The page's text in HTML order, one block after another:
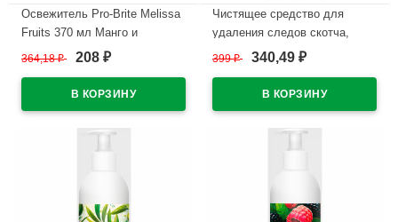
Освежитель Pro-Brite Melissa
Fruits 370 мл Манго и
Лемонграсс арт.410-037 (ст.6)
364,18₽ 208 ₽
Чистящее средство для
удаления следов скотча,
жвачки, резины, клея Formula
арт.142-05
399₽ 340,49 ₽